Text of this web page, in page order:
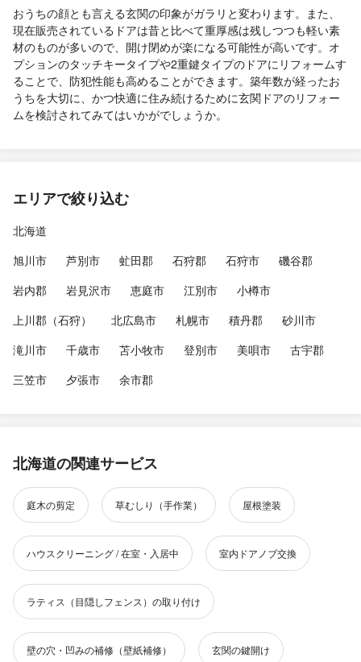
おうちの顔とも言える玄関の印象がガラリと変わります。また、
現在販売されているドアは昔と比べて重厚感は残しつつも軽い素
材のものが多いので、開け閉めが楽になる可能性が高いです。オ
プションのタッチキータイプや2重鍵タイプのドアにリフォームす
ることで、防犯性能も高めることができます。築年数が経ったお
うちを大切に、かつ快適に住み続けるために玄関ドアのリフォー
ムを検討されてみてはいかがでしょうか。
エリアで絞り込む
北海道
旭川市
芦別市 虻田郡 石狩郡 石狩市
磯谷郡
岩内郡
岩見沢市 恵庭市 江別市
小樽市
上川郡（石狩）
北広島市 札幌市 積丹郡
砂川市
滝川市
千歳市 苫小牧市 登別市 美唄市
古宇郡
三笠市
夕張市 余市郡
北海道の関連サービス
庭木の剪定 草むしり（手作業） 屋根塗装
ハウスクリーニング / 在室・入居中 室内ドアノブ交換
ラティス（目隠しフェンス）の取り付け
壁の穴・凹みの補修（壁紙補修） 玄関の鍵開け